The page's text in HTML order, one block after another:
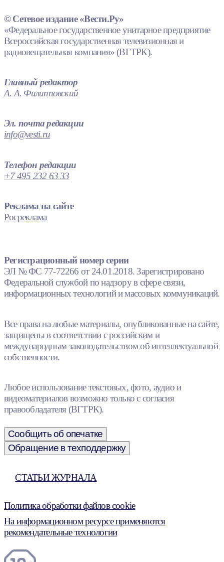
© Сетевое издание «Вести.Ру»
«Федеральное государственное унитарное предприятие
Всероссийская государственная телевизионная и
радиовещательная компания» (ВГТРК).
Главный редактор
А. А. Филипповский
Эл. почта редакции
info@vesti.ru
Телефон редакции
+7 495 232 63 33
Реклама на сайте
Росреклама
Регистрационный номер серии
ЭЛ № ФС 77-72266 от 24.01.2018. Зарегистрировано
Федеральной службой по надзору в сфере связи,
информационных технологий и массовых коммуникаций.
Все права на любые материалы, опубликованные на сайте,
защищены в соответствии с российским и
международным законодательством об интеллектуальной
собственности.
Любое использование текстовых, фото, аудио и
видеоматериалов возможно только с согласия
правообладателя (ВГТРК).
Сообщить об опечатке
Обращение в техподдержку
СТАТЬИ ЖУРНАЛА
Политика обработки файлов cookie
На информационном ресурсе применяются
рекомендательные технологии